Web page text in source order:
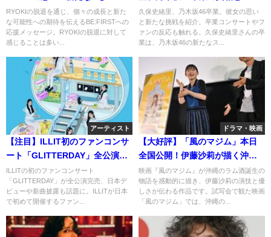
RYOKIの脱退を通じ、個々の成長と新た
な可能性への期待を伝えるBE:FIRSTへの
応援メッセージ。RYOKIの脱退に対して
感じることは多い...
は！？
久保史緒里、乃木坂46卒業。彼女の思い
と新たな挑戦を紹介。卒業コンサートやフ
ァンの反応も触れる。久保史緒里さんの卒
業は、乃木坂46の新たなス...
アーティスト
【注目】ILLIT初のファンコンサ
ート「GLITTERDAY」全公演完
売の秘密
ILLITの初のファンコンサート
「GLITTERDAY」が全公演完売、日本デ
ビューや新曲披露も話題に。ILLITが日本
で初めて開催するファン...
ドラマ・映画
【大好評】「風のマジム」本日
全国公開！伊藤沙莉が描く沖縄
の物語の全貌
映画『風のマジム』が沖縄のラム酒誕生の
物語を感動的に描き、伊藤沙莉の演技と優
しさが伝わる作品です。試写会で観た映画
「風のマジム」では、沖縄の...